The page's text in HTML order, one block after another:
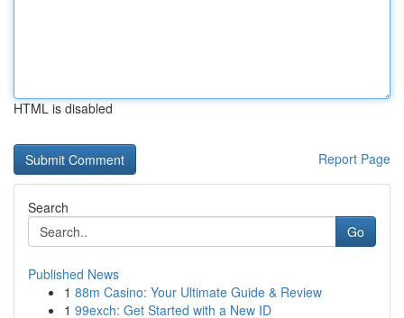
HTML is disabled
Report Page
Search
Go
Published News
1 88m Casino: Your Ultimate Guide & Review
1 99exch: Get Started with a New ID